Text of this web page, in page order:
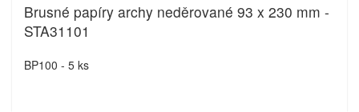
Brusné papíry archy neděrované 93 x 230 mm -
STA31101
BP100 - 5 ks